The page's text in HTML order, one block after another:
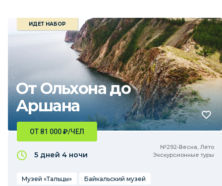
От Ольхона до
Аршана
ИДЕТ НАБОР
№292•Весна, Лето
Экскурсионные туры
ОТ 81 000₽/ЧЕЛ
5 дней 4 ночи
Музей «Тальцы»
Байкальский музей